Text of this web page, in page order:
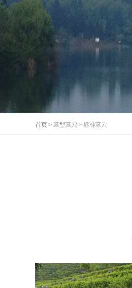
首页 > 墓型墓穴 > 标准墓穴